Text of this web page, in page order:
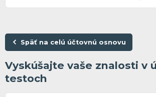
Späť na celú účtovnú osnovu
Vyskúšajte vaše znalosti v
testoch